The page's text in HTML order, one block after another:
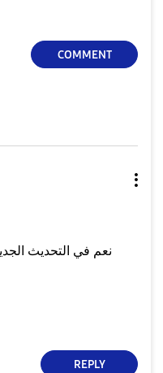
COMMENT
REPLY